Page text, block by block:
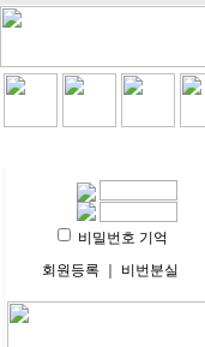
비밀번호 기억
회원등록
비번분실